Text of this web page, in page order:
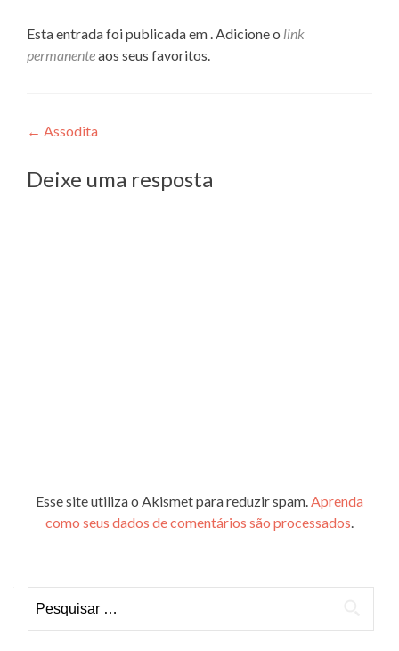
Esta entrada foi publicada em . Adicione o link
permanenteaos seus favoritos.
Navegação
de
Post
← Assodita
Deixe uma resposta
Esse site utiliza o Akismet para reduzir spam.Aprenda
como seus dados de comentários são processados.
por: